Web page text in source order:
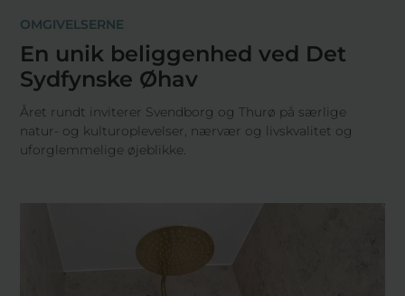
OMGIVELSERNE
En unik beliggenhed ved Det
Sydfynske Øhav
Året rundt inviterer Svendborg og Thurø på særlige
natur- og kulturoplevelser, nærvær og livskvalitet og
uforglemmelige øjeblikke.